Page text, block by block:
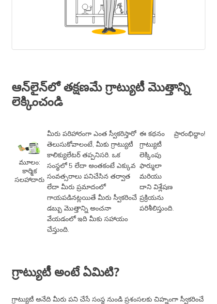
ఆన్‌లైన్‌లో తక్షణమే గ్రాట్యుటీ మొత్తాన్ని
లెక్కించండి
మూలం:
కార్మిక
సలహాదారు
మీరు పరిహారంగా ఎంత స్వీకరిస్తారో
తెలుసుకోవాలంటే, మీకు గ్రాట్యుటీ
కాలిక్యులేటర్ తప్పనిసరి. ఒక
సంస్థలో 5 లేదా అంతకంటే ఎక్కువ
సంవత్సరాలు పనిచేసిన తర్వాత
లేదా మీరు ప్రమాదంలో
గాయపడినట్లయితే మీరు స్వీకరించే
డబ్బు మొత్తాన్ని అంచనా
వేయడంలో ఇది మీకు సహాయం
చేస్తుంది.
ఈ కథనం
గ్రాట్యుటీ
లెక్కింపు
ఫార్ములా
మరియు
దాని విశ్లేషణ
ప్రక్రియను
పరిశీలిస్తుంది.
ప్రారంభిద్దాం!
గ్రాట్యుటీ అంటే ఏమిటి?
గ్రాట్యుటీ అనేది మీరు పని చేసే సంస్థ నుండి ప్రశంసలకు చిహ్నంగా స్వీకరించే